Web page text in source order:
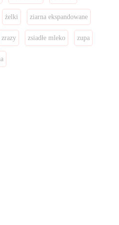
żelki ziarna ekspandowane
zrazy zsiadłe mleko zupa